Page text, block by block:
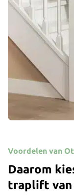
Voordelen van
Daarom
traplift